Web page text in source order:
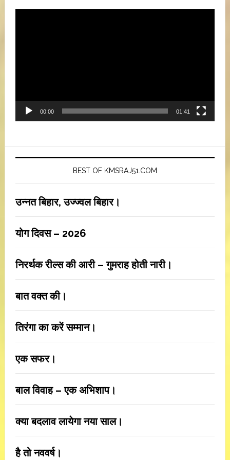
00:00 01:41
BEST OF KMSRAJ51.COM
उन्नत बिहार, उज्ज्वल बिहार।
योग दिवस – 2026
निरर्थक रील्स की आरी – गुमराह होती नारी।
बात वक्त की।
तिरंगा का करें सम्मान।
एक सफर।
बाल विवाह – एक अभिशाप।
क्या बदलाव लायेगा नया साल।
है तो नववर्ष।